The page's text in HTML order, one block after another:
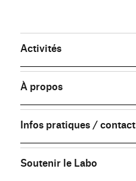
Activités
À propos
Infos pratiques / contact
Soutenir le Labo